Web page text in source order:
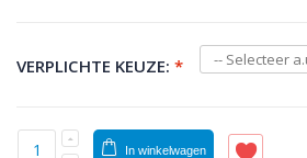
VERPLICHTE KEUZE: *
In winkelwagen